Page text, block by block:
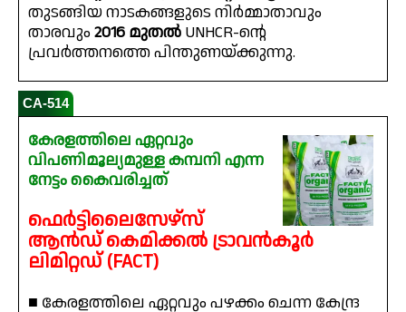
തുടങ്ങിയ നാടകങ്ങളുടെ നിർമ്മാതാവും
താരവും 2016 മുതൽ UNHCR-ൻ്റെ
പ്രവർത്തനത്തെ പിന്തുണയ്ക്കുന്നു.
CA-514
കേരളത്തിലെ ഏറ്റവും
വിപണിമൂല്യമുള്ള കമ്പനി എന്ന
നേട്ടം കൈവരിച്ചത്
ഫെർട്ടിലൈസേഴ്സ്
ആൻഡ് കെമിക്കൽ ട്രാവൻകൂർ
ലിമിറ്റഡ് (FACT)
■ കേരളത്തിലെ ഏറ്റവും പഴക്കം ചെന്ന കേന്ദ്ര